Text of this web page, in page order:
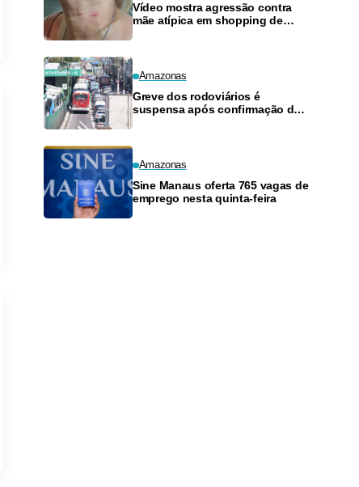
Vídeo mostra agressão contra
mãe atípica em shopping de
Amazonas
Greve dos rodoviários é
suspensa após confirmação de
Amazonas
Sine Manaus oferta 765 vagas de
emprego nesta quinta-feira